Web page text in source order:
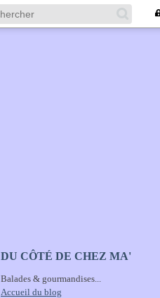
DU CÔTÉ DE CHEZ MA'
Balades & gourmandises...
Accueil du blog